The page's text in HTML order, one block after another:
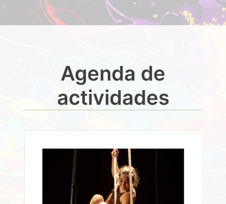
Agenda de
actividades